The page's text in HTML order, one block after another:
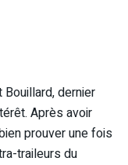
Bouillard, dernier
Après avoir
prouver une fois
traileurs du